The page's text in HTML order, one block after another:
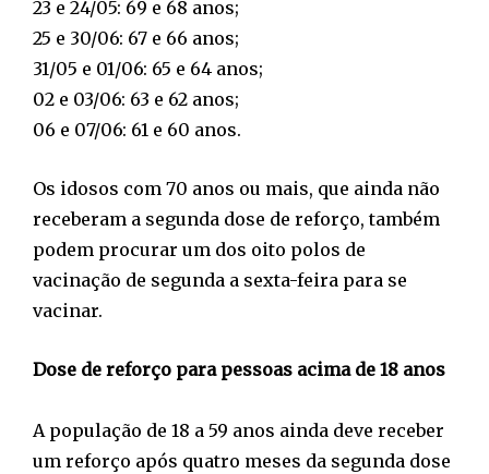
23 e 24/05: 69 e 68 anos;
25 e 30/06: 67 e 66 anos;
31/05 e 01/06: 65 e 64 anos;
02 e 03/06: 63 e 62 anos;
06 e 07/06: 61 e 60 anos.
Os idosos com 70 anos ou mais, que ainda não
receberam a segunda dose de reforço, também
podem procurar um dos oito polos de
vacinação de segunda a sexta-feira para se
vacinar.
Dose de reforço para pessoas acima de 18 anos
A população de 18 a 59 anos ainda deve receber
um reforço após quatro meses da segunda dose